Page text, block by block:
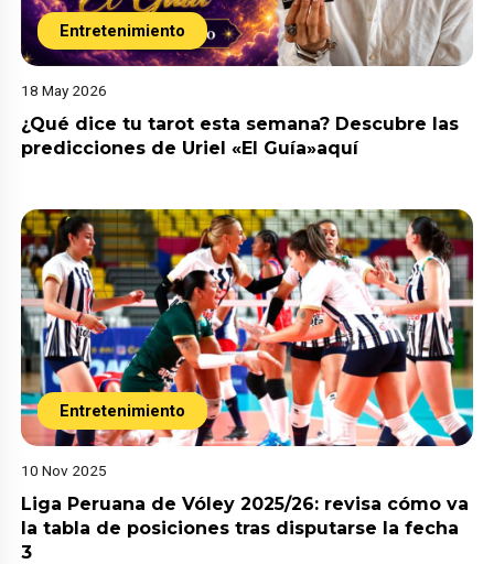
Entretenimiento
18 May 2026
¿Qué dice tu tarot esta semana? Descubre las
predicciones de Uriel «El Guía»aquí
Entretenimiento
10 Nov 2025
Liga Peruana de Vóley 2025/26: revisa cómo va
la tabla de posiciones tras disputarse la fecha
3